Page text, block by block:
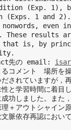
(Exp. 1),
(Exps. 1 and
even
These results
that is, by
先の email:
るコメント　場所を
されていますが，
性と学習時間に着目
功しました。また
＋アウトシャイン
脈依存再認におい